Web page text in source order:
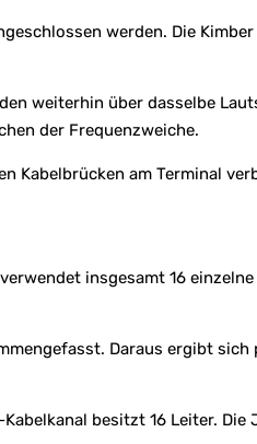
werden. Die
weiterhin über dasselbe
der Frequenzweiche.
Kabelbrücken am Terminal
insgesamt 16
Daraus ergibt
besitzt 16 Leiter.